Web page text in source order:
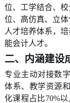
位、工学结合、
位、高仿真、立
人才培养体系，
能会计人才。
二、内涵建设
专业主动对接数
体系、教学资源
化课程占比70%